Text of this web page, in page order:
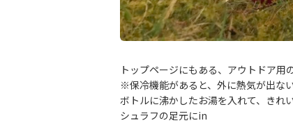
トップページにもある、アウトドア用
※保冷機能があると、外に熱気が出な
ボトルに沸かしたお湯を入れて、きれ
シュラフの足元にin